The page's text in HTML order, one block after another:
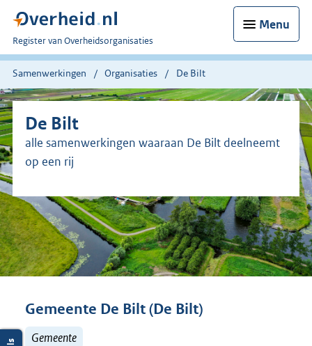
Menu
U
bent
nu
Register van Overheidsorganisaties
Samenwerkingen Organisaties De Bilt
De Bilt
alle samenwerkingen waaraan De Bilt deelneemt
op een rij
Gemeente De Bilt (De Bilt)
Gemeente